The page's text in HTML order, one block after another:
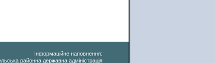
Інформаційне наповнення:
районна державна адміністрація